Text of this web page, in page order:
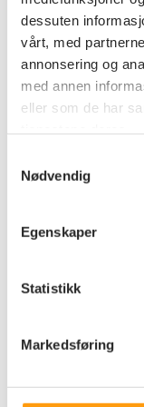
dessuten
vårt, med
annonsering og
med annen
eller som de har
Nødvendig
Egenskaper
Statistikk
Markedsføring
Innspill til